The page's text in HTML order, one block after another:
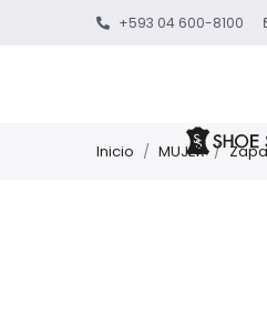
+593 04 600-8100
Inicio / MUJER /